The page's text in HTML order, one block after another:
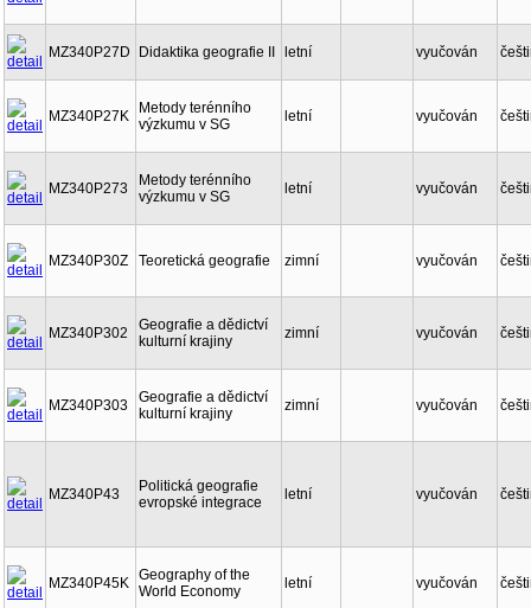
MZ340P27D Didaktika geografie II letní vyučován
MZ340P27K
Metody terénního
výzkumu v SG
letní vyučován
MZ340P273
Metody terénního
výzkumu v SG
letní vyučován
MZ340P30Z Teoretická geografie zimní vyučován
MZ340P302
Geografie a dědictví
kulturní krajiny
zimní vyučován
MZ340P303
Geografie a dědictví
kulturní krajiny
zimní vyučován
MZ340P43
Politická geografie
evropské integrace
letní vyučován
MZ340P45K Geography of the
World Economy
letní vyučován